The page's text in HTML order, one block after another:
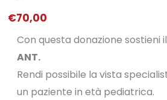
€70,00
Con questa donazione sostieni
ANT.
Rendi possibile la vista
un paziente in età pediatrica.